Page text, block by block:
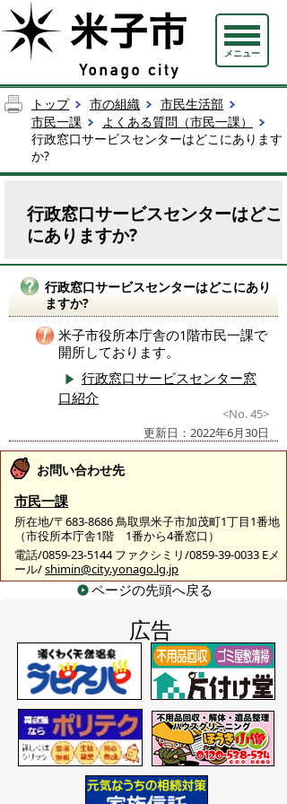
メニュー
トップ 市の組織
市民生活部
市民一課
よくある質問（市民一課）
行政窓口サービスセンターはどこにあります
か?
行政窓口サービスセンターはどこ
にありますか?
行政窓口サービスセンターはどこにあり
ますか?
米子市役所本庁舎の1階市民一課で
開所しております。
行政窓口サービスセンター窓
口紹介
<No. 45>
更新日：2022年6月30日
お問い合わせ先
市民一課
所在地/〒683-8686 鳥取県米子市加茂町1丁目1番地
（市役所本庁舎1階 1番から4番窓口）
電話/0859-23-5144 ファクシミリ/0859-39-0033 Eメ
ール/shimin@city.yonago.lg.jp
ページの先頭へ戻る
広告